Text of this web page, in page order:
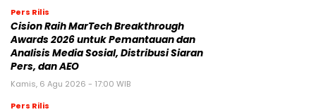
Pers Rilis
Cision Raih MarTech Breakthrough
Awards 2026 untuk Pemantauan dan
Analisis Media Sosial, Distribusi Siaran
Pers, dan AEO
Kamis, 6 Agu 2026 - 17:00 WIB
Pers Rilis